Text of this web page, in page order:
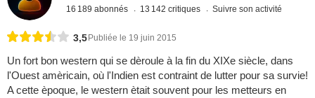
16 189 abonnés 13 142 critiques Suivre son activité
3,5 Publiée le 19 juin 2015
Un fort bon western qui se dèroule à la fin du XIXe siècle, dans
l'Ouest amèricain, où l'Indien est contraint de lutter pour sa survie!
A cette èpoque, le western ètait souvent pour les metteurs en